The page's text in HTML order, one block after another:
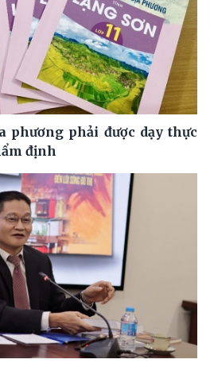
phương phải được dạy thực
định